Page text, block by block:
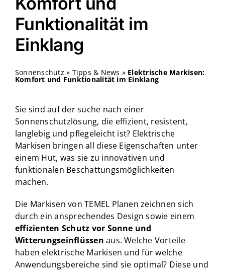
Funktionalität im
Einklang
Sonnenschutz » Tipps & News » Elektrische Markisen:
Komfort und Funktionalität im Einklang
Sie sind auf der suche nach einer
Sonnenschutzlösung, die effizient, resistent,
langlebig und pflegeleicht ist? Elektrische
Markisen bringen all diese Eigenschaften unter
einem Hut, was sie zu innovativen und
funktionalen Beschattungsmöglichkeiten
machen.
Die Markisen von TEMEL Planen zeichnen sich
durch ein ansprechendes Design sowie einem
effizienten Schutz vor Sonne und
Witterungseinflüssen aus. Welche Vorteile
haben elektrische Markisen und für welche
Anwendungsbereiche sind sie optimal? Diese und